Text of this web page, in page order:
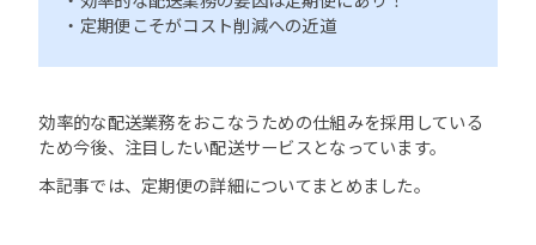
・定期便こそがコスト削減への近道
効率的な配送業務をおこなうための仕組みを採用している
ため今後、注目したい配送サービスとなっています。
本記事では、定期便の詳細についてまとめました。